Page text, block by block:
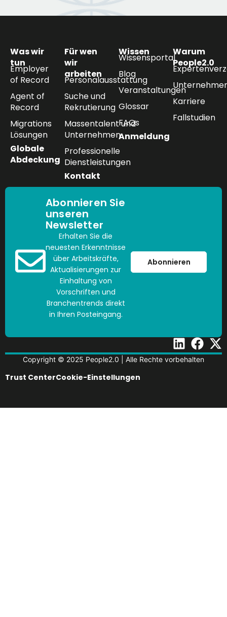
Was wir
tun
Employer
of Record
Agent of
Record
Migrations
Lösungen
Globale
Abdeckung
Für wen
wir
arbeiten
Personalausstattung
Suche und
Rekrutierung
Massentalent und
Unternehmen
Professionelle
Dienstleistungen
Kontakt
Wissen
Wissensportal
Blog
Veranstaltungen
Glossar
FAQs
Anmeldung
Warum
People2.0
Karriere
Fallstudien
Abonnieren Sie
unseren
Newsletter
Erhalten Sie die
neuesten Erkenntnisse
über Arbeitskräfte,
Aktualisierungen zur
Einhaltung von
Vorschriften und
Branchentrends direkt
in Ihren Posteingang.
Abonnieren
Copyright © 2025 People2.0 | Alle Rechte vorbehalten
Trust CenterCookie-Einstellungen